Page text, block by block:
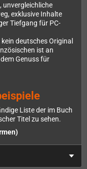
unvergleichliche
exklusive Inhalte
Tiefgang für PC-
deutsches Original
ist an
Genuss für
Liste der im Buch
Titel zu sehen.